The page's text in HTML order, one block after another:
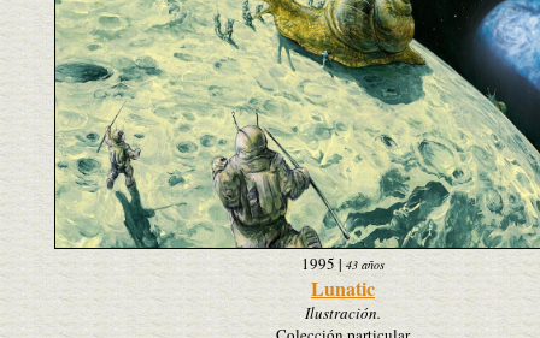
1995|43 años
Lunatic
Ilustración.